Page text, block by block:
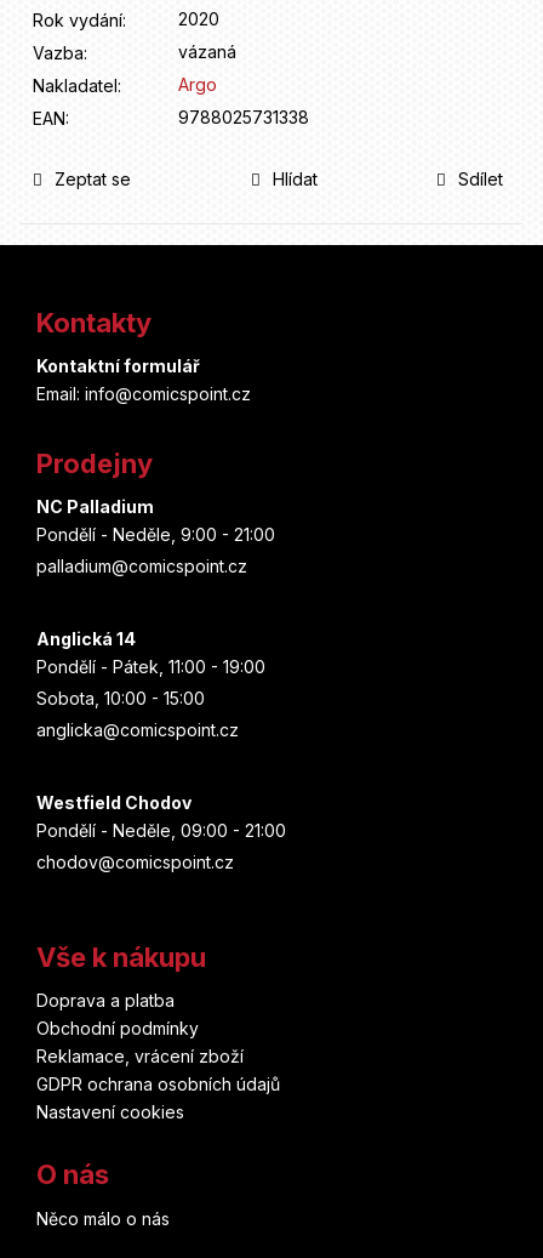
Rok vydání:
2020
Vazba:
vázaná
Nakladatel:
Argo
EAN: 9788025731338
Zeptat se Hlídat Sdílet
Kontakty
Kontaktní formulář
Email: info@comicspoint.cz
Prodejny
NC Palladium
Pondělí - Neděle, 9:00 - 21:00
palladium@comicspoint.cz
Anglická 14
Pondělí - Pátek, 11:00 - 19:00
Sobota, 10:00 - 15:00
anglicka@comicspoint.cz
Westfield Chodov
Pondělí - Neděle, 09:00 - 21:00
chodov@comicspoint.cz
Vše k nákupu
Doprava a platba
Obchodní podmínky
Reklamace, vrácení zboží
GDPR ochrana osobních údajů
Nastavení cookies
O nás
Něco málo o nás